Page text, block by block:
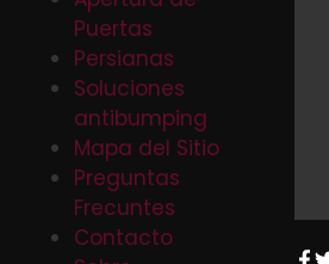
Puertas
Persianas
Soluciones
antibumping
Mapa del Sitio
Preguntas
Frecuntes
Contacto